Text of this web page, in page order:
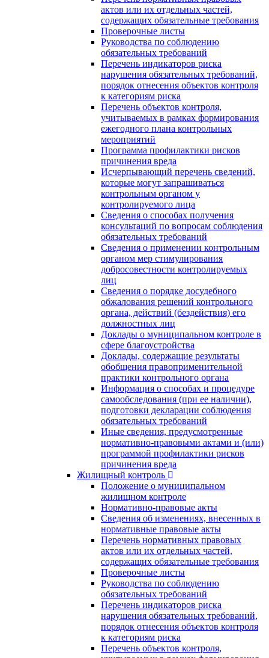
актов или их отдельных частей,
содержащих обязательные требования
Проверочные листы
Руководства по соблюдению
обязательных требований
Перечень индикаторов риска
нарушения обязательных требований,
порядок отнесения объектов контроля
к категориям риска
Перечень объектов контроля,
учитываемых в рамках формирования
ежегодного плана контрольных
мероприятий
Программа профилактики рисков
причинения вреда
Исчерпывающий перечень сведений,
которые могут запрашиваться
контрольным органом у
контролируемого лица
Сведения о способах получения
консультаций по вопросам соблюдения
обязательных требований
Сведения о применении контрольным
органом мер стимулирования
добросовестности контролируемых
лиц
Сведения о порядке досудебного
обжалования решений контрольного
органа, действий (бездействия) его
должностных лиц
Доклады о муниципальном контроле в
сфере благоустройства
Доклады, содержащие результаты
обобщения правоприменительной
практики контрольного органа
Информация о способах и процедуре
самообследования (при ее наличии),
подготовки декларации соблюдения
обязательных требований
Иные сведения, предусмотренные
нормативно-правовыми актами и (или)
программой профилактики рисков
причинения вреда
Жилищный контроль
Положение о муниципальном
жилищном контроле
Нормативно-правовые акты
Сведения об изменениях, внесенных в
нормативные правовые акты
Перечень нормативных правовых
актов или их отдельных частей,
содержащих обязательные требования
Проверочные листы
Руководства по соблюдению
обязательных требований
Перечень индикаторов риска
нарушения обязательных требований,
порядок отнесения объектов контроля
к категориям риска
Перечень объектов контроля,